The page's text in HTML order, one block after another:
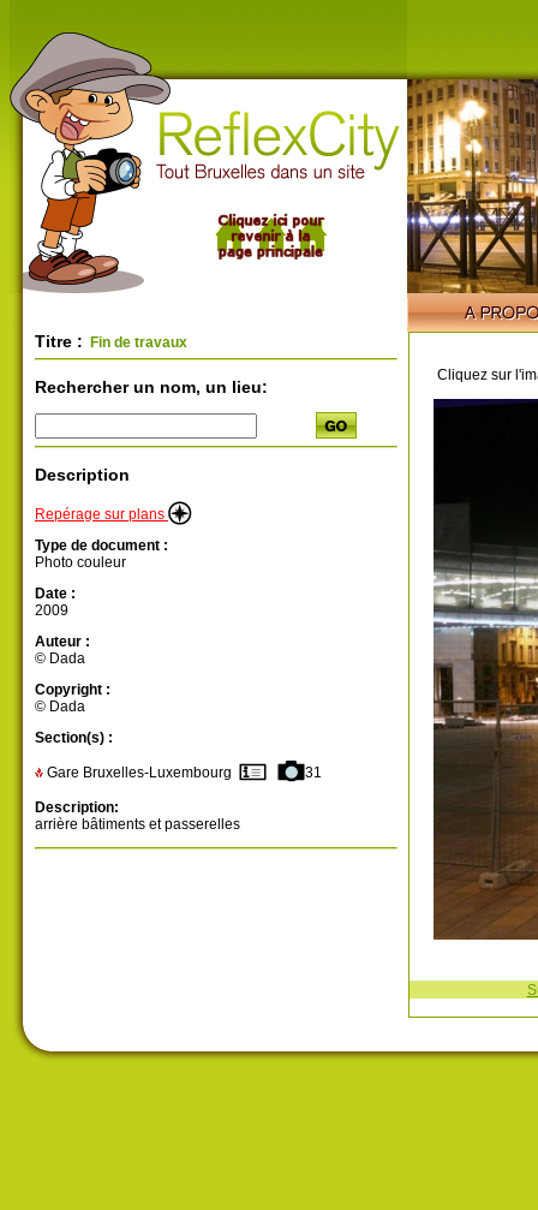
Titre : Fin de travaux
Rechercher un nom, un lieu:
Description
Repérage sur plans
Type de document :
Photo couleur
Date :
2009
Auteur :
© Dada
Copyright :
© Dada
Section(s) :
Gare Bruxelles-Luxembourg 31
Description:
arrière bâtiments et passerelles
Cliquez sur